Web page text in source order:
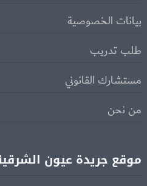
بيانات الخصوصية
طلب تدريب
مستشارك القانوني
من نحن
موقع جريدة عيون